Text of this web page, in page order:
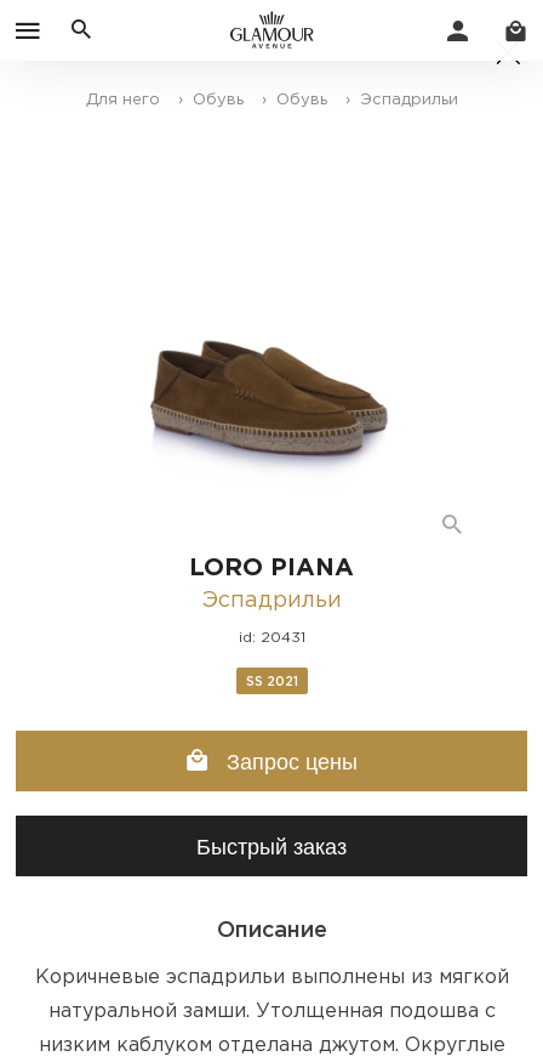
Для него › Обувь › Обувь › Эспадрильи
LORO PIANA
Эспадрильи
id: 20431
SS 2021
Запрос цены
Быстрый заказ
Описание
Коричневые эспадрильи выполнены из мягкой
натуральной замши. Утолщенная подошва с
низким каблуком отделана джутом. Округлые